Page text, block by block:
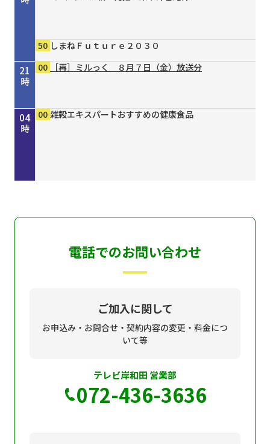
21
時
22
時
23
時
00
時
01
時
02
時
03
時
04
時
50 しまねＦｕｔｕｒｅ２０３０
00
［再］ミルっく ８月７日（金）放送分
00 ［再］コミてれデイリーニュース
15 シェフが教える家庭料理 ＃３８ 豚ひき肉と豆
30 タイガースＶ特急 ８／４号
00 ［再］ミルっく ８月７日（金）放送分
00 ［再］コミてれデイリーニュース
15 オリックス・バファローズが好きやねん！８／８
20 しまねＦｕｔｕｒｅ２０３０
30 市民健康教室 ８月 歯周病と糖尿病
45 歴史街道 ＃４４８ 丹波と京を結んだ“川の街
00 私らしいブラックフォーマルREGINAPORTE
00 雑穀エキスパートおすすめの健康食品
00 雑穀エキスパートおすすめの健康食品
00 雑穀エキスパートおすすめの健康食品
電話でのお問い合わせ
ご加入に関して
お申込み・お問合せ・契約内容の変更・料金につ
いて等
テレビ岸和田 営業部
072-436-3636